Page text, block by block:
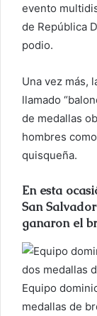
evento
de República
podio.
Una vez más,
llamado
de medallas
hombres
quisqueña.
En esta
San
ganaron el
Equipo
medallas de